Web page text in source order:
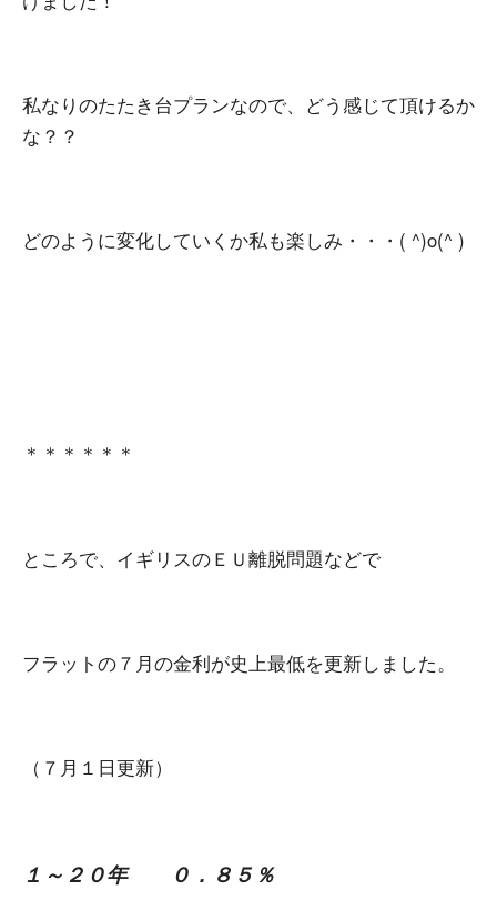
私なりのたたき台プランなので、どう感じて頂けるか
な？？
どのように変化していくか私も楽しみ・・・( ^)o(^ )
＊＊＊＊＊＊
ところで、イギリスのＥＵ離脱問題などで
フラットの７月の金利が史上最低を更新しました。
（７月１日更新）
１～２０年 ０．８５％